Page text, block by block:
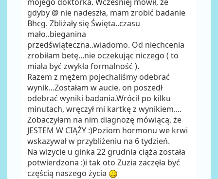
gdyby @ nie nadeszła, mam zrobić badanie
Bhcg. Zbliżały się Święta..czasu
mało..bieganina
przedświąteczna..wiadomo. Od niechcenia
zrobiłam betę...nie oczekując niczego ( to
miała być zwykła formalność ).
Razem z mężem pojechaliśmy odebrać
wynik...Zostałam w aucie, on poszedł
odebrać wyniki badania.Wrócił po kilku
minutach, wręczył mi kartkę z wynikiem....
Zobaczyłam na nim diagnozę mówiącą, że
JESTEM W CIĄŻY :)Poziom hormonu we krwi
wskazywał w przybliżeniu na 6 tydzień.
Na wizycie u ginka 22 grudnia ciąża została
potwierdzona :)i tak oto Zuzia zaczęła być
częścią naszego życia